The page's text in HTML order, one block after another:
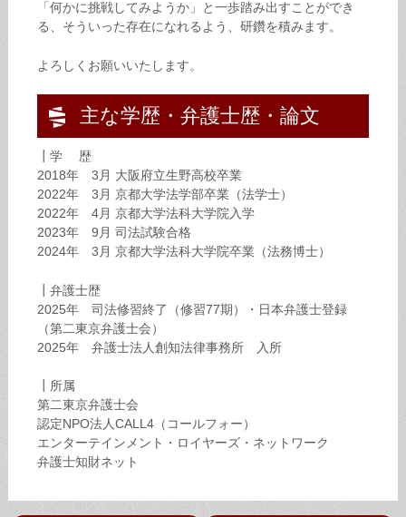
「何かに挑戦してみようか」と一歩踏み出すことができ
る、そういった存在になれるよう、研鑽を積みます。
よろしくお願いいたします。
主な学歴・弁護士歴・論文
┃学 歴
2018年 3月 大阪府立生野高校卒業
2022年 3月 京都大学法学部卒業（法学士）
2022年 4月 京都大学法科大学院入学
2023年 9月 司法試験合格
2024年 3月 京都大学法科大学院卒業（法務博士）
┃弁護士歴
2025年 司法修習終了（修習77期）・日本弁護士登録
（第二東京弁護士会）
2025年 弁護士法人創知法律事務所 入所
┃所属
第二東京弁護士会
認定NPO法人CALL4（コールフォー）
エンターテインメント・ロイヤーズ・ネットワーク
弁護士知財ネット